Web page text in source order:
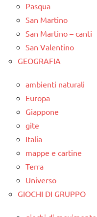
Pasqua
San Martino
San Martino – canti
San Valentino
GEOGRAFIA
ambienti naturali
Europa
Giappone
gite
Italia
mappe e cartine
Terra
Universo
GIOCHI DI GRUPPO